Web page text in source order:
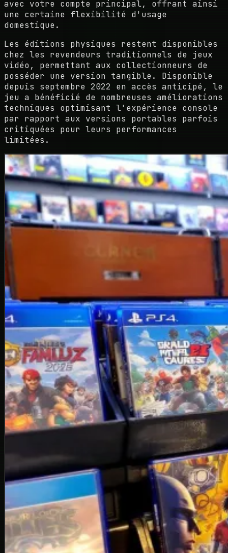
avec votre compte principal, offrant ainsi
une certaine flexibilité d'usage
domestique.
Les éditions physiques restent disponibles
chez les revendeurs traditionnels de jeux
vidéo, permettant aux collectionneurs de
posséder une version tangible. Disponible
depuis septembre 2022 en accès anticipé, le
jeu a bénéficié de nombreuses améliorations
techniques optimisant l'expérience console
par rapport aux versions portables parfois
critiquées pour leurs performances
limitées.